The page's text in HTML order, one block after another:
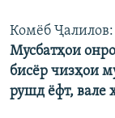
Комёб Ҷалилов:
Мусбатҳои
бисёр чизҳои
рушд ёфт, вале